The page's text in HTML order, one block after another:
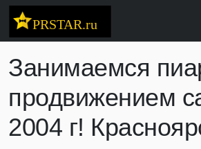
Занимаемся
продвижением
2004 г!